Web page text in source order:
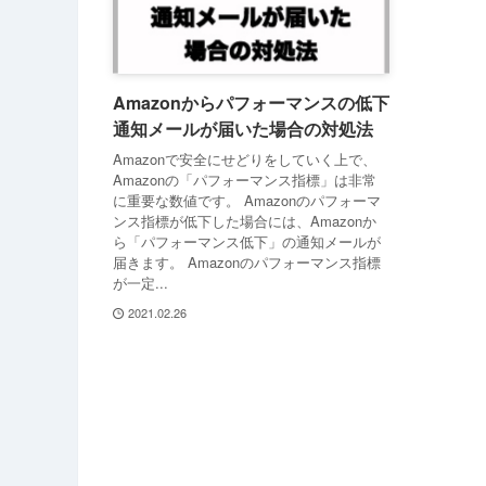
Amazonからパフォーマンスの低下
通知メールが届いた場合の対処法
Amazonで安全にせどりをしていく上で、
Amazonの「パフォーマンス指標」は非常
に重要な数値です。 Amazonのパフォーマ
ンス指標が低下した場合には、Amazonか
ら「パフォーマンス低下」の通知メールが
届きます。 Amazonのパフォーマンス指標
が一定...
2021.02.26